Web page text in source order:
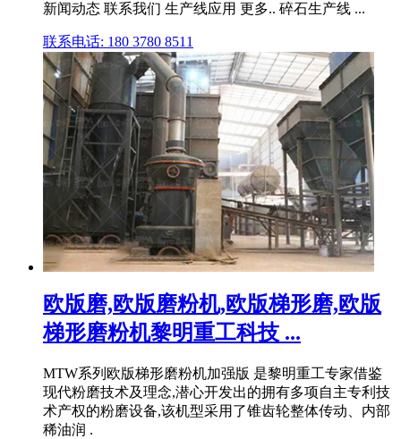
新闻动态 联系我们 生产线应用 更多.. 碎石生产线 ...
联系电话: 180 3780 8511
欧版磨,欧版磨粉机,欧版梯形磨,欧版
梯形磨粉机黎明重工科技 ...
MTW系列欧版梯形磨粉机加强版 是黎明重工专家借鉴
现代粉磨技术及理念,潜心开发出的拥有多项自主专利技
术产权的粉磨设备,该机型采用了锥齿轮整体传动、内部
稀油润 .